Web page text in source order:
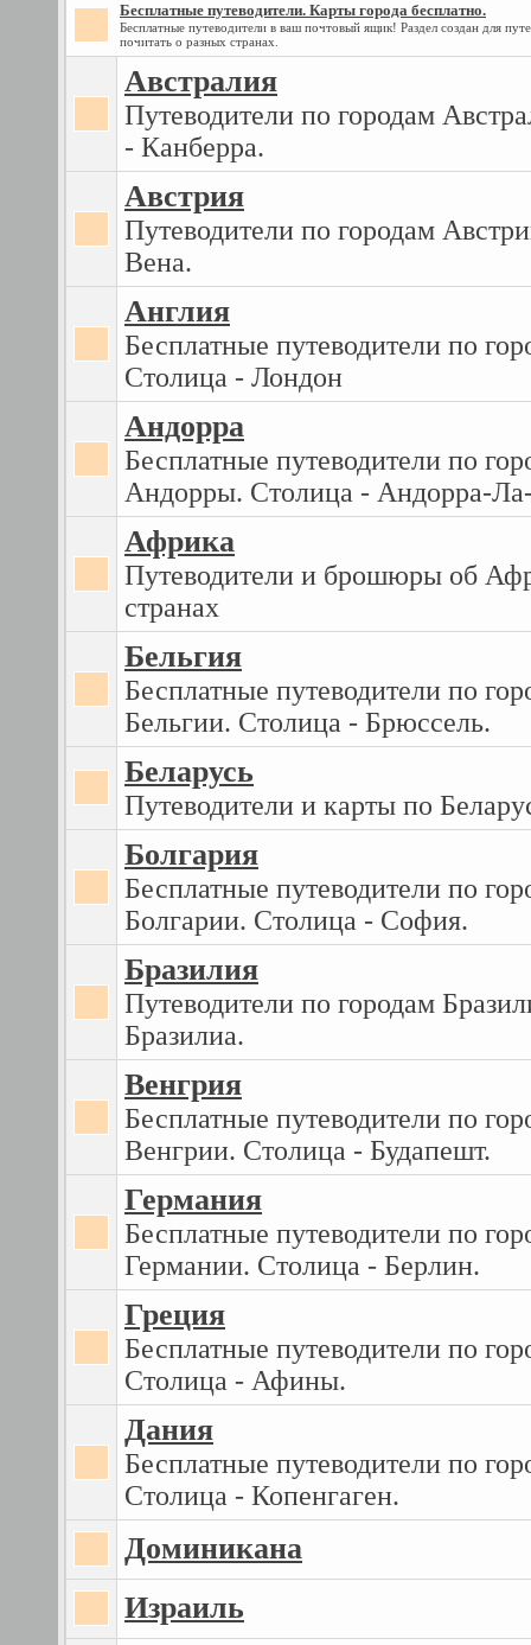
Бесплатные путеводители. Карты города бесплатно.
Бесплатные путеводители в ваш почтовый ящик! Раздел создан для
почитать о разных странах.
Австралия
Путеводители по городам
- Канберра.
Австрия
Путеводители по городам
Вена.
Англия
Бесплатные путеводители по
Столица - Лондон
Андорра
Бесплатные путеводители по
Андорры. Столица - Андорра-
Африка
Путеводители и брошюры об
странах
Бельгия
Бесплатные путеводители по
Бельгии. Столица - Брюссель.
Беларусь
Путеводители и карты по
Болгария
Бесплатные путеводители по
Болгарии. Столица - София.
Бразилия
Путеводители по городам
Бразилиа.
Венгрия
Бесплатные путеводители по
Венгрии. Столица - Будапешт.
Германия
Бесплатные путеводители по
Германии. Столица - Берлин.
Греция
Бесплатные путеводители по
Столица - Афины.
Дания
Бесплатные путеводители по
Столица - Копенгаген.
Доминикана
Израиль